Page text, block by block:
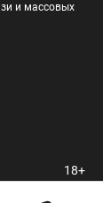
и массовых
18+